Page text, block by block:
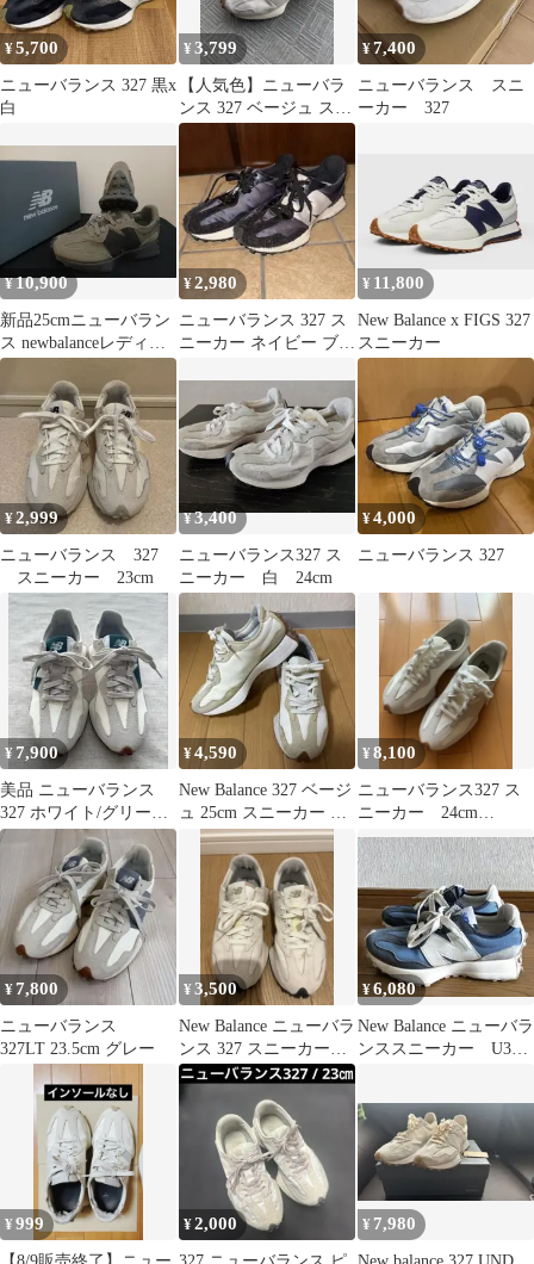
¥5,700
ニューバランス 327 黒x
白
¥3,799
【人気色】ニューバラ
ンス 327 ベージュ スニ
ーカー 23cm
¥7,400
ニューバランス スニ
ーカー 327
¥10,900
新品25cmニューバラン
ス newbalanceレディー
ススニーカーU327
¥2,980
ニューバランス 327 ス
ニーカー ネイビー ブラ
¥ 11,800
New Balance x FIGS 327
スニーカー
¥2,999
ニューバランス 327
スニーカー 23cm
¥3,400
ニューバランス327 ス
ニーカー 白 24cm
¥4,000
ニューバランス 327
¥7,900
美品 ニューバランス
327 ホワイト/グリー
ン 23.5cm
¥4,590
New Balance 327 ベージ
ュ 25cm スニーカー 人
気カラー
¥8,100
ニューバランス327 ス
ニーカー 24cm
ws327AN
¥7,800
ニューバランス
327LT 23.5cm グレー
¥3,500
New Balance ニューバラ
ンス 327 スニーカー
24.5cm
¥6,080
New Balance ニューバラ
ンススニーカー U327
¥999 ¥2,000 ¥ 7,980